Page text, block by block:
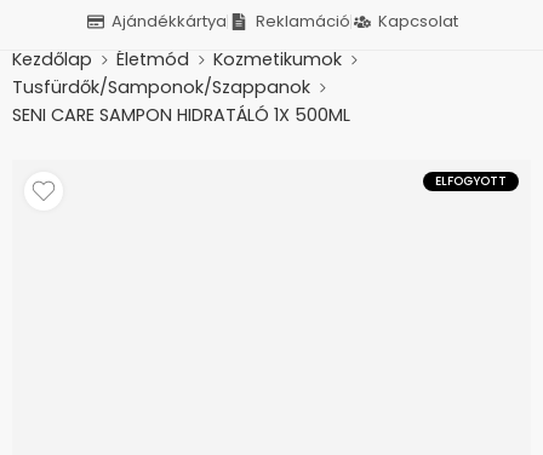
Ajándékkártya Reklamáció Kapcsolat
Kezdőlap Életmód
Kozmetikumok
Tusfürdők/Samponok/Szappanok
SENI CARE SAMPON HIDRATÁLÓ 1X 500ML
ELFOGYOTT